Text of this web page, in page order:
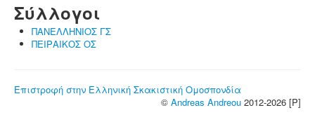
Σύλλογοι
ΠΑΝΕΛΛΗΝΙΟΣ ΓΣ
ΠΕΙΡΑΙΚΟΣ ΟΣ
Επιστροφή στην Ελληνική Σκακιστική Ομοσπονδία
© Andreas Andreou 2012-2026 [P]